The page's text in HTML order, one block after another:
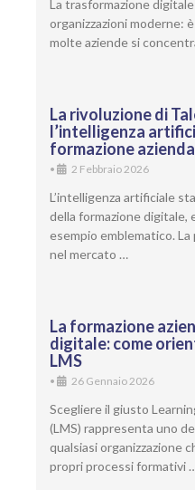
La trasformazione
organizzazioni moderne:
molte aziende si
La rivoluzione di
l’intelligenza
formazione
• 2 Febbraio 2026
L’intelligenza artificiale
della formazione digitale,
esempio emblematico.
nel mercato …
La formazione
digitale: come
LMS
• 26 Gennaio 2026
Scegliere il giusto
(LMS) rappresenta uno
qualsiasi organizzazione
propri processi formativi